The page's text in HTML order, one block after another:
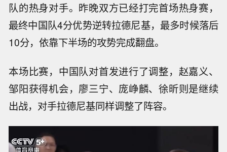
队的热身对手。昨晚双方已经打完首场热身赛，
最终中国队4分优势逆转拉德尼基，最多时候落后
10分，依靠下半场的攻势完成翻盘。
本场比赛，中国队对首发进行了调整，赵嘉义、
邹阳获得机会，廖三宁、庞峥麟、徐昕则是继续
出战，对手拉德尼基同样调整了阵容。